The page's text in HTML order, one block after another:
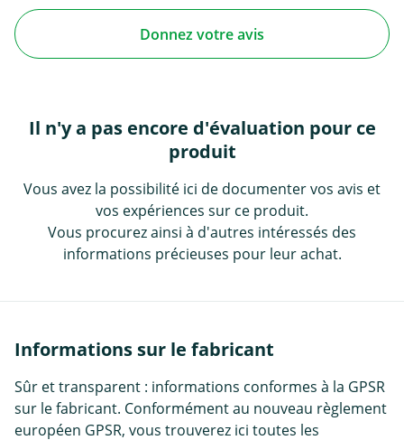
Donnez votre avis
Il n'y a pas encore d'évaluation pour ce
produit
Vous avez la possibilité ici de documenter vos avis et
vos expériences sur ce produit.
Vous procurez ainsi à d'autres intéressés des
informations précieuses pour leur achat.
Informations sur le fabricant
Sûr et transparent : informations conformes à la GPSR
sur le fabricant. Conformément au nouveau règlement
européen GPSR, vous trouverez ici toutes les